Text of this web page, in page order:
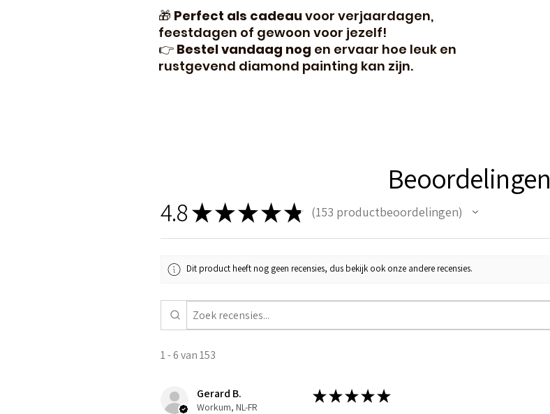
🎁 Perfect als cadeauvoor verjaardagen,
feestdagen of gewoon voor jezelf!
👉 Bestel vandaag nog en ervaar hoe leuk en
rustgevend diamond painting kan zijn.
Beoordelingen
4.8★★★★★ 153 productbeoordelingen
153
Dit product heeft nog geen recensies, dus bekijk ook onze andere recensies.
1 - 6 van 153
Gerard B.
Workum, NL-FR
★★★★★